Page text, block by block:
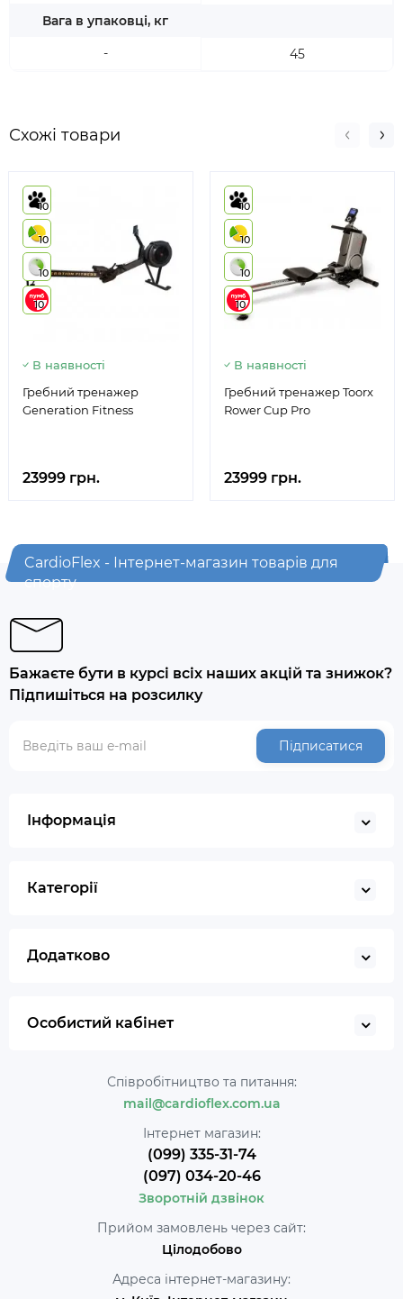
Вага в упаковці, кг
-
45
Схожі товари
10
10
10
10
В наявності
Гребний тренажер
Generation Fitness
23999 грн.
10
10
10
10
В наявності
Гребний тренажер Toorx
Rower Cup Pro
23999 грн.
CardioFlex - Інтернет-магазин товарів для
спорту
Бажаєте бути в курсі всіх наших акцій та знижок?
Підпишіться на розсилку
Підписатися
Інформація
Категорії
Додатково
Особистий кабінет
Співробітництво та питання:
mail@cardioflex.com.ua
Інтернет магазин:
(099) 335-31-74
(097) 034-20-46
Зворотній дзвінок
Прийом замовлень через сайт:
Цілодобово
Адреса інтернет-магазину: